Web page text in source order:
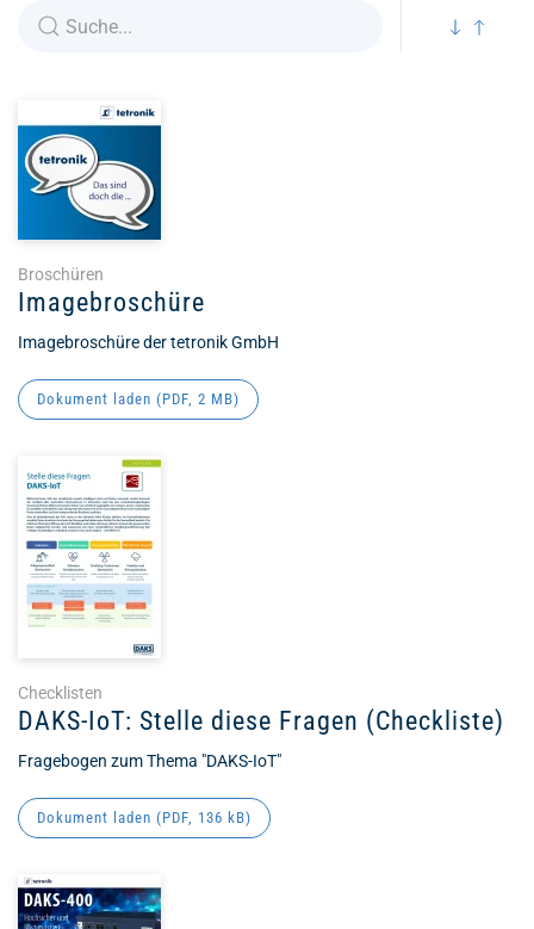
Broschüren
Imagebroschüre
Imagebroschüre der tetronik GmbH
Dokument laden (PDF, 2 MB)
Checklisten
DAKS-IoT: Stelle diese Fragen (Checkliste)
Fragebogen zum Thema "DAKS-IoT"
Dokument laden (PDF, 136 kB)